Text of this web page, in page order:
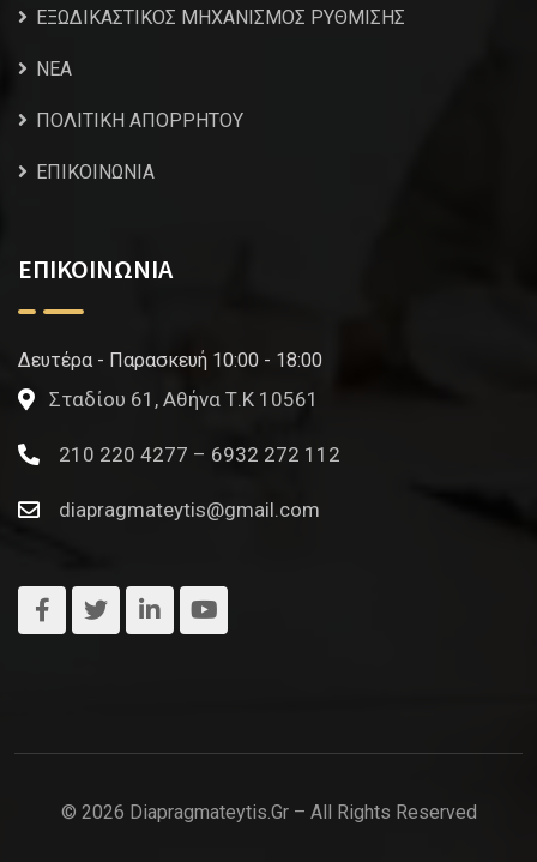
ΕΞΩΔΙΚΑΣΤΙΚΟΣ ΜΗΧΑΝΙΣΜΟΣ ΡΥΘΜΙΣΗΣ
NEA
ΠΟΛΙΤΙΚΗ ΑΠΟΡΡΗΤΟΥ
ΕΠΙΚΟΙΝΩΝΙΑ
ΕΠΙΚΟΙΝΩΝΙΑ
Δευτέρα - Παρασκευή 10:00 - 18:00
Σταδίου 61, Αθήνα Τ.Κ 10561
210 220 4277 – 6932 272 112
diapragmateytis@gmail.com
© 2026 Diapragmateytis.gr – All Rights Reserved